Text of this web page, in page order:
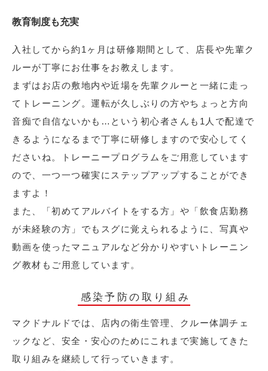
教育制度も充実
入社してから約1ヶ月は研修期間として、店長や先輩ク
ルーが丁寧にお仕事をお教えします。
まずはお店の敷地内や近場を先輩クルーと一緒に走っ
てトレーニング。運転が久しぶりの方やちょっと方向
音痴で自信ないかも…という初心者さんも1人で配達で
きるようになるまで丁寧に研修しますので安心してく
ださいね。トレーニープログラムをご用意しています
ので、一つ一つ確実にステップアップすることができ
ますよ！
また、「初めてアルバイトをする方」や「飲食店勤務
が未経験の方」でもスグに覚えられるように、写真や
動画を使ったマニュアルなど分かりやすいトレーニン
グ教材もご用意しています。
感染予防の取り組み
マクドナルドでは、店内の衛生管理、クルー体調チェ
ックなど、安全・安心のためにこれまで実施してきた
取り組みを継続して行っていきます。